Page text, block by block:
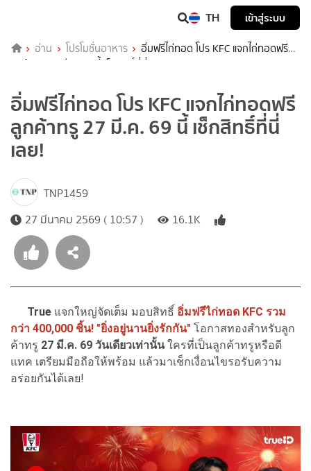
TH เข้าสู่ระบบ
อ่าน โปรโมชั่นอาหาร
อิ่มฟรีไก่ทอด โปร KFC แจกไก่ทอดฟรี
ลูกค้าทรู 27 มี.ค. 69 นี้ เช็กสิทธิ์ที่นี่เลย!
อิ่มฟรีไก่ทอด โปร KFC แจกไก่ทอดฟรี
ลูกค้าทรู 27 มี.ค. 69 นี้ เช็กสิทธิ์ที่นี่
เลย!
TNP1459
27 มีนาคม 2569 ( 10:57 )
16.1K
True แจกใหญ่จัดเต็ม มอบสิทธิ์ อิ่มฟรีไก่ทอด KFC รวม
กว่า 400,000 ชิ้น! "ยิ่งอยู่นานยิ่งรักกัน" โอกาสทองสำหรับลูก
ค้าทรู 27 มี.ค. 69 วันเดียวเท่านั้นใครที่เป็นลูกค้าทรูหรือดี
แทค เตรียมมือถือให้พร้อม แล้วมาเช็กเงื่อนไขรอรับความ
อร่อยกันได้เลย!